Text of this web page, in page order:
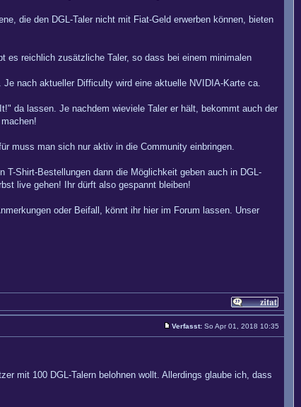
die den DGL-Taler nicht mit Fiat-Geld erwerben können, bieten
es reichlich zusätzliche Taler, so dass bei einem minimalen
nach aktueller Difficulty wird eine aktuelle NVIDIA-Karte ca.
da lassen. Je nachdem wieviele Taler er hält, bekommt auch der
muss man sich nur aktiv in die Community einbringen.
Shirt-Bestellungen dann die Möglichkeit geben auch in DGL-
live gehen! Ihr dürft also gespannt bleiben!
oder Beifall, könnt ihr hier im Forum lassen. Unser
Verfasst: So Apr 01, 2018 10:35
mit 100 DGL-Talern belohnen wollt. Allerdings glaube ich, dass